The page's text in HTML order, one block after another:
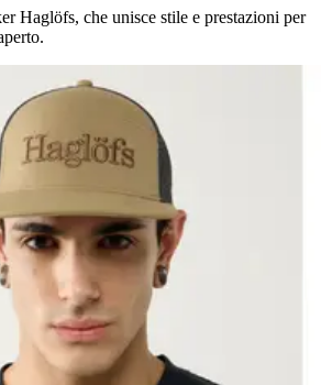
Haglöfs, che unisce stile e prestazioni per